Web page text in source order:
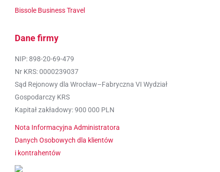
Bissole Business Travel
Dane firmy
NIP: 898-20-69-479
Nr KRS: 0000239037
Sąd Rejonowy dla Wrocław–Fabryczna VI Wydział
Gospodarczy KRS
Kapitał zakładowy: 900 000 PLN
Nota Informacyjna Administratora
Danych Osobowych dla klientów
i kontrahentów